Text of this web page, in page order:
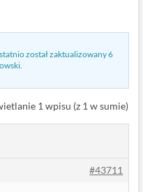
n
został zaktualizowany6
.
1 wpisu (z 1 w sumie)
#43711